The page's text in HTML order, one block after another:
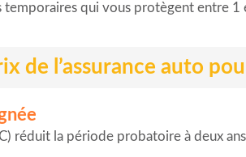
temporaires qui vous protègent entre 1
de l’assurance auto
réduit la période probatoire à deux